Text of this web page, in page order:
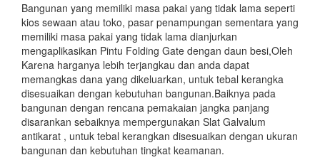
Bangunan yang memiliki masa pakai yang tidak lama seperti
kios sewaan atau toko, pasar penampungan sementara yang
memiliki masa pakai yang tidak lama dianjurkan
mengaplikasikan Pintu Folding Gate dengan daun besi,Oleh
Karena harganya lebih terjangkau dan anda dapat
memangkas dana yang dikeluarkan, untuk tebal kerangka
disesuaikan dengan kebutuhan bangunan.Baiknya pada
bangunan dengan rencana pemakaian jangka panjang
disarankan sebaiknya mempergunakan Slat Galvalum
antikarat , untuk tebal kerangkan disesuaikan dengan ukuran
bangunan dan kebutuhan tingkat keamanan.